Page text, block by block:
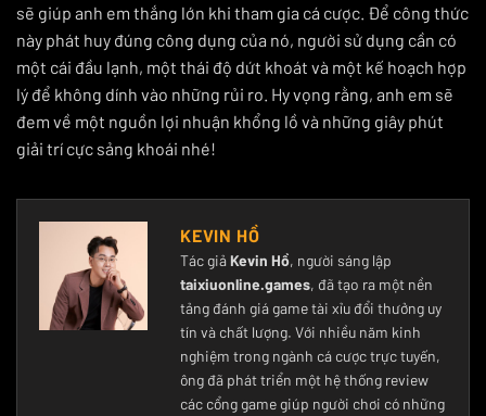
sẽ giúp anh em thắng lớn khi tham gia cá cược. Để công thức
này phát huy đúng công dụng của nó, người sử dụng cần có
một cái đầu lạnh, một thái độ dứt khoát và một kế hoạch hợp
lý để không dính vào những rủi ro. Hy vọng rằng, anh em sẽ
đem về một nguồn lợi nhuận khổng lồ và những giây phút
giải trí cực sảng khoái nhé!
KEVIN HỒ
Tác giảKevin Hồ, người sáng lập
taixiuonline.games, đã tạo ra một nền
tảng đánh giá game tài xỉu đổi thưởng uy
tín và chất lượng. Với nhiều năm kinh
nghiệm trong ngành cá cược trực tuyến,
ông đã phát triển một hệ thống review
các cổng game giúp người chơi có những